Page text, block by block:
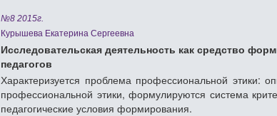
№8 2015г.
Курышева Екатерина Сергеевна
Исследовательская деятельность как средство
педагогов
Характеризуется проблема профессиональной этики:
профессиональной этики, формулируются система
педагогические условия формирования.